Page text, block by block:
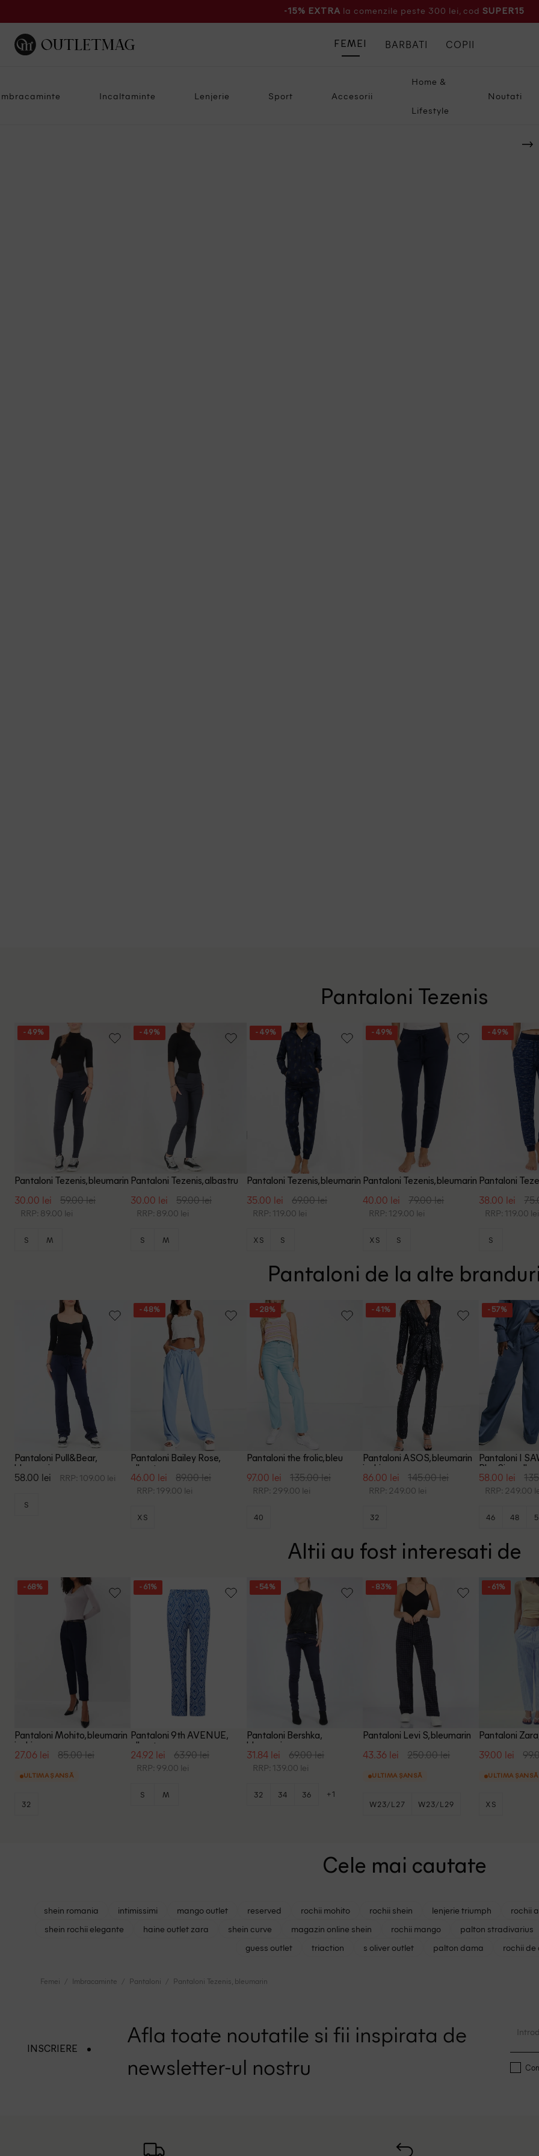
-15% EXTRA la comenzile peste 300 lei, cod SUPER15
Incaltaminte Lenjerie Sport Accesorii
Home &
Lifestyle
Noutati
FEMEI BARBATI COPII
Pantaloni Tezenis
- 49%
Pantaloni Tezenis, bleumarin
30.00 lei 59.00 lei
RRP: 89.00 lei
S M
- 49%
Pantaloni Tezenis, albastru
30.00 lei 59.00 lei
RRP: 89.00 lei
S M
- 49%
Pantaloni Tezenis, bleumarin
35.00 lei 69.00 lei
RRP: 119.00 lei
XS S
- 49%
Pantaloni Tezenis, bleumarin
40.00 lei 79.00 lei
RRP: 129.00 lei
XS S
- 49%
Pantaloni
38.00 lei
RRP: 119.00 lei
S
Pantaloni de la alte branduri
Pantaloni Pull&Bear,
bleumarin
58.00 lei RRP: 109.00 lei
S
- 48%
Pantaloni Bailey Rose,
albastru
46.00 lei 89.00 lei
RRP: 199.00 lei
XS
- 28%
Pantaloni the frolic, bleu
97.00 lei 135.00 lei
RRP: 299.00 lei
40
- 41%
Pantaloni ASOS, bleumarin
inchis
86.00 lei 145.00 lei
RRP: 249.00 lei
32
- 57%
Pantaloni I
Plus Size,
58.00 lei
RRP: 249.00
46 48
Altii au fost interesati de
- 68%
Pantaloni Mohito, bleumarin
inchis
27.06 lei 85.00 lei
ULTIMA ȘANSĂ
32
- 61%
Pantaloni 9th AVENUE,
albastru
24.92 lei 63.90 lei
RRP: 99.00 lei
S M
- 54%
Pantaloni Bershka,
bleumarin
31.84 lei 69.00 lei
RRP: 139.00 lei
32 34 36 +1
- 83%
Pantaloni Levi S, bleumarin
43.36 lei 250.00 lei
ULTIMA ȘANSĂ
W23/L27 W23/L29
- 61%
Pantaloni
39.00 lei
ULTIMA ȘANSĂ
XS
Cele mai cautate
shein romania intimissimi mango outlet reserved rochii mohito rochii shein lenjerie triumph rochii
shein rochii elegante
haine outlet zara shein curve magazin online shein rochii mango palton stradivarius
guess outlet
triaction s oliver outlet palton dama rochii de
Femei Imbracaminte Pantaloni Pantaloni Tezenis, bleumarin
INSCRIERE
Afla toate noutatile si fii inspirata de
newsletter-ul nostru